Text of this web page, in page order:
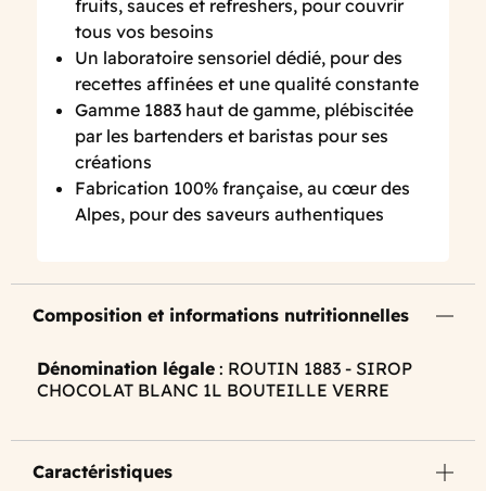
fruits, sauces et refreshers, pour couvrir
tous vos besoins
Un laboratoire sensoriel dédié, pour des
recettes affinées et une qualité constante
Gamme 1883 haut de gamme, plébiscitée
par les bartenders et baristas pour ses
créations
Fabrication 100% française, au cœur des
Alpes, pour des saveurs authentiques
Composition et informations nutritionnelles
Dénomination légale : ROUTIN 1883 - SIROP
CHOCOLAT BLANC 1L BOUTEILLE VERRE
Caractéristiques